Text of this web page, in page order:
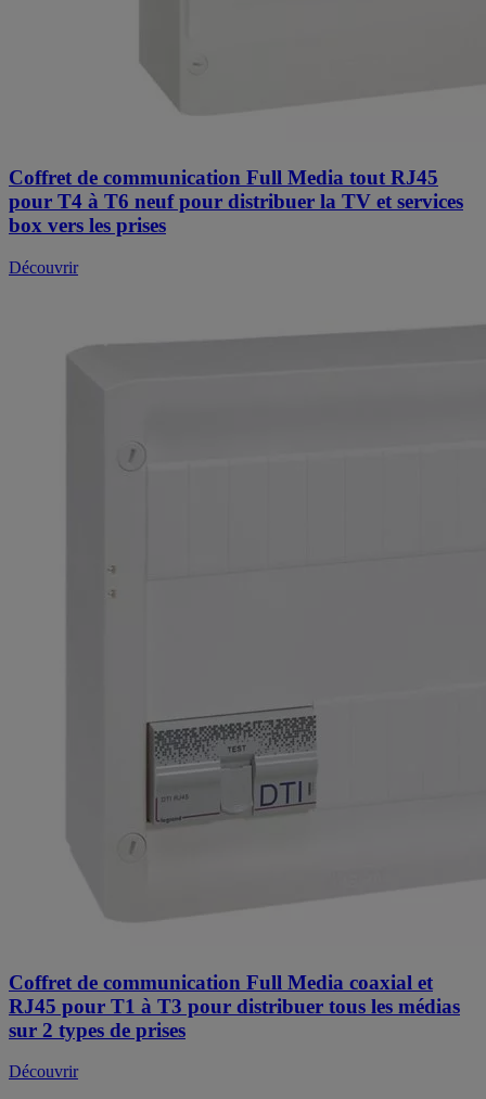
Coffret de communication Full Media tout RJ45
pour T4 à T6 neuf pour distribuer la TV et services
box vers les prises
Découvrir
Coffret de communication Full Media coaxial et
RJ45 pour T1 à T3 pour distribuer tous les médias
sur 2 types de prises
Découvrir